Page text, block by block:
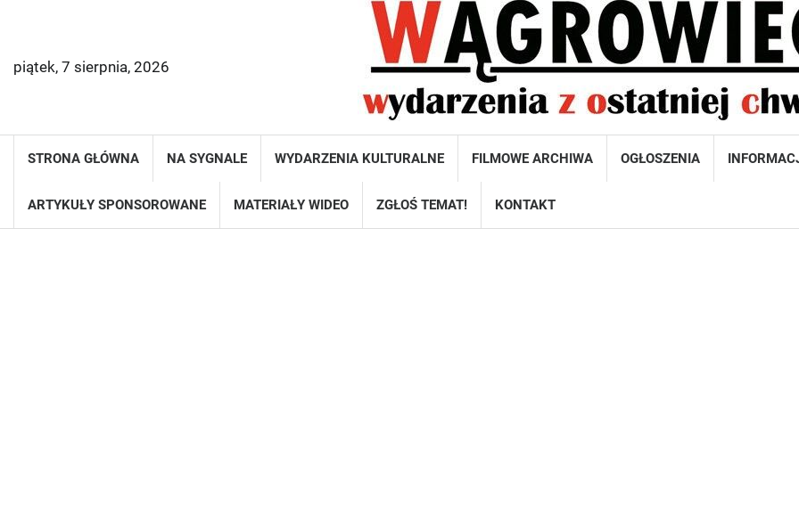
piątek, 7 sierpnia, 2026
STRONA GŁÓWNA NA SYGNALE WYDARZENIA KULTURALNE FILMOWE ARCHIWA OGŁOSZENIA
ARTYKUŁY SPONSOROWANE MATERIAŁY WIDEO ZGŁOŚ TEMAT! KONTAKT